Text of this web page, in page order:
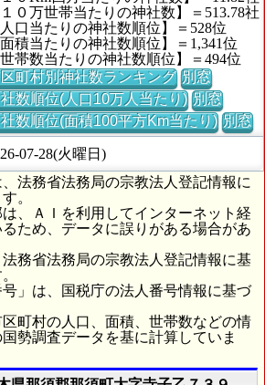
１０万世帯当たりの神社数】＝513.78社
人口当たりの神社数順位】＝528位
面積当たりの神社数順位】＝1,341位
世帯数当たりの神社数順位】＝494位
町村別神社数ランキング 別窓
数順位(人口10万人当たり) 別窓
数順位(面積100平方Km当たり) 別窓
07-28(火曜日)
、法務省法務局の宗教法人登記情報に
。
は、ＡＩを利用してインターネット経
ため、データに誤りがある場合があ
法務省法務局の宗教法人登記情報に基
号」は、国税庁の法人番号情報に基づ
区町村の人口、面積、世帯数などの情
勢調査データを基に計算していま